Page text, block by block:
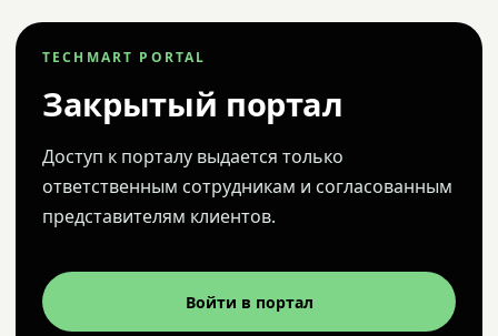
TECHMART PORTAL
Закрытый портал
Доступ к порталу выдается только
ответственным сотрудникам и согласованным
представителям клиентов.
Войти в портал